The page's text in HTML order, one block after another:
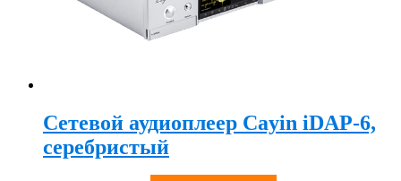
Сетевой аудиоплеер Cayin iDAP-6,
серебристый